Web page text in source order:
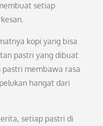
setiap
kopi yang bisa
pastri yang dibuat
membawa rasa
hangat dari
setiap pastri di